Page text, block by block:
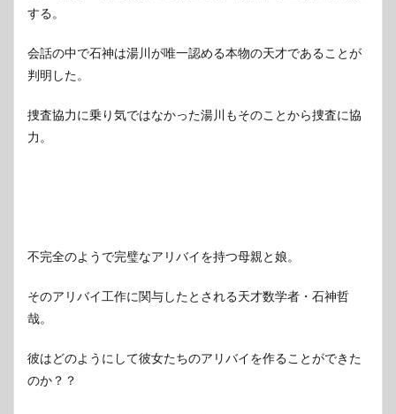
する。
会話の中で石神は湯川が唯一認める本物の天才であることが
判明した。
捜査協力に乗り気ではなかった湯川もそのことから捜査に協
力。
不完全のようで完璧なアリバイを持つ母親と娘。
そのアリバイ工作に関与したとされる天才数学者・石神哲
哉。
彼はどのようにして彼女たちのアリバイを作ることができた
のか？？